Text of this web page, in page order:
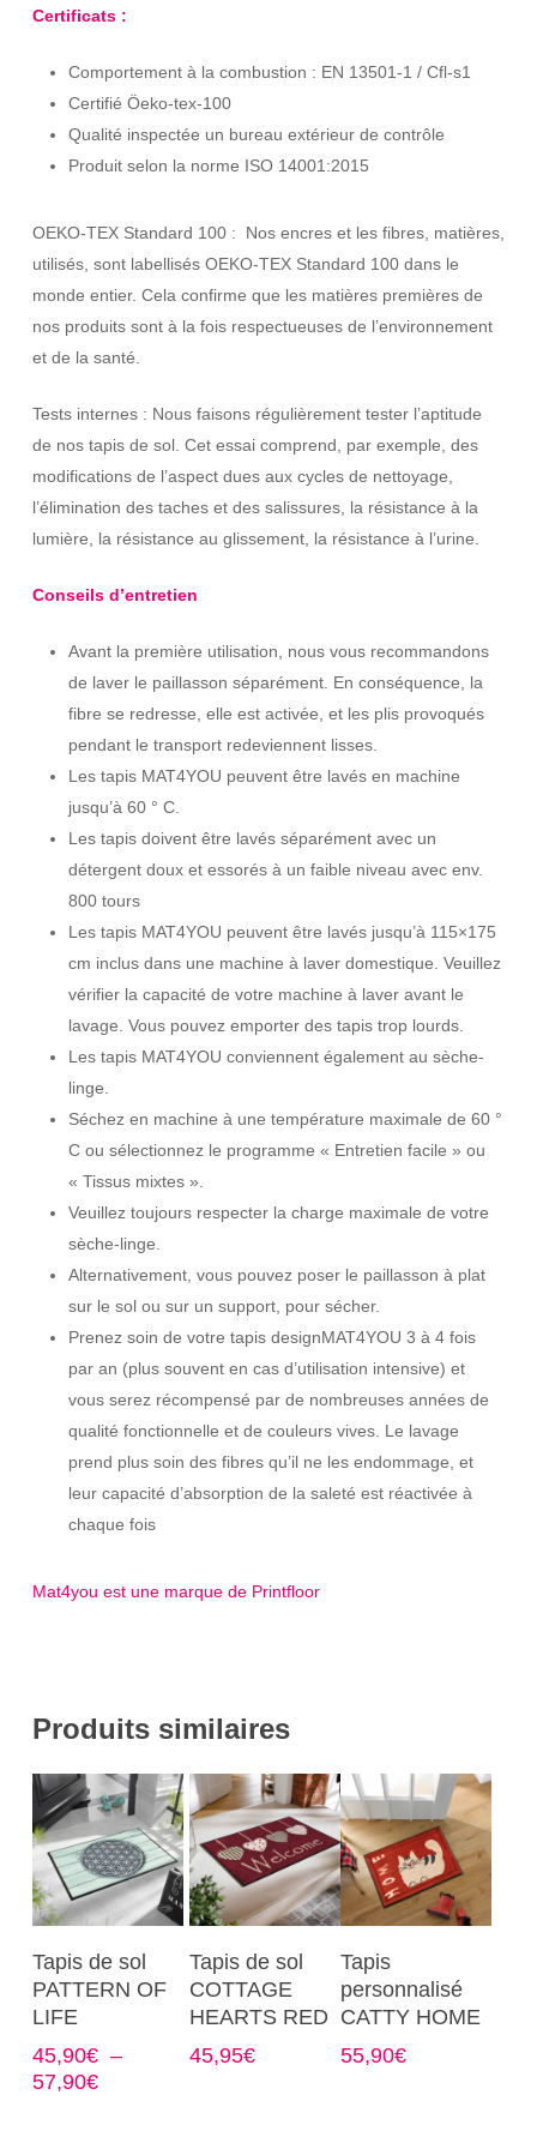
Certificats :
Comportement à la combustion : EN 13501-1 / Cfl-s1
Certifié Öeko-tex-100
Qualité inspectée un bureau extérieur de contrôle
Produit selon la norme ISO 14001:2015
OEKO-TEX Standard 100 : Nos encres et les fibres, matières,
utilisés, sont labellisés OEKO-TEX Standard 100 dans le
monde entier. Cela confirme que les matières premières de
nos produits sont à la fois respectueuses de l’environnement
et de la santé.
Tests internes : Nous faisons régulièrement tester l’aptitude
de nos tapis de sol. Cet essai comprend, par exemple, des
modifications de l’aspect dues aux cycles de nettoyage,
l’élimination des taches et des salissures, la résistance à la
lumière, la résistance au glissement, la résistance à l’urine.
Conseils d’entretien
Avant la première utilisation, nous vous recommandons
de laver le paillasson séparément. En conséquence, la
fibre se redresse, elle est activée, et les plis provoqués
pendant le transport redeviennent lisses.
Les tapis MAT4YOU peuvent être lavés en machine
jusqu’à 60 ° C.
Les tapis doivent être lavés séparément avec un
détergent doux et essorés à un faible niveau avec env.
800 tours
Les tapis MAT4YOU peuvent être lavés jusqu’à 115×175
cm inclus dans une machine à laver domestique. Veuillez
vérifier la capacité de votre machine à laver avant le
lavage. Vous pouvez emporter des tapis trop lourds.
Les tapis MAT4YOU conviennent également au sèche-
linge.
Séchez en machine à une température maximale de 60 °
C ou sélectionnez le programme « Entretien facile » ou
« Tissus mixtes ».
Veuillez toujours respecter la charge maximale de votre
sèche-linge.
Alternativement, vous pouvez poser le paillasson à plat
sur le sol ou sur un support, pour sécher.
Prenez soin de votre tapis designMAT4YOU 3 à 4 fois
par an (plus souvent en cas d’utilisation intensive) et
vous serez récompensé par de nombreuses années de
qualité fonctionnelle et de couleurs vives. Le lavage
prend plus soin des fibres qu’il ne les endommage, et
leur capacité d’absorption de la saleté est réactivée à
chaque fois
Mat4you est une marque de Printfloor
Produits similaires
Choix Des
Options
produit
a
variations.
Les
Tapis de sol
PATTERN OF
LIFE
45,90€ –
57,90€Plage
Choix Des
Options
produit
a
variations.
Tapis de sol
COTTAGE
HEARTS RED
45,95€
Choix Des
Options
produit
a
variations.
Tapis
personnalisé
CATTY HOME
55,90€